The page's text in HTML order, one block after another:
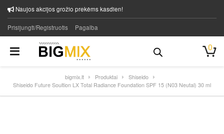
Naujos akcijos grožio prekėms kasdien!
Prisijungti/Registruotis Pagalba
0
bigmix.lt Produktai
Shiseido
Shiseido Future Soultion LX Total Radiance Foundation SPF 15 (N03 Neutal) 30 ml